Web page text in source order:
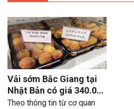
Vải sớm Bắc Giang tại
Nhật Bản có giá 340.000
đồng/kg
Theo thông tin từ cơ quan